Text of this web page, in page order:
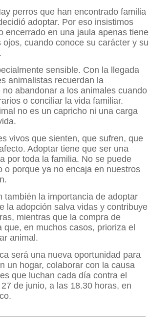
perros que han encontrado familia
adoptar. Por eso insistimos
encerrado en una jaula apenas tiene
cuando conoce su carácter y su
sensible. Con la llegada
animalistas recuerdan la
abandonar a los animales cuando
o conciliar la vida familiar.
no es un capricho ni una carga
vivos que sienten, que sufren, que
Adoptar tiene que ser una
por toda la familia. No se puede
o porque ya no encaja en nuestros
también la importancia de adoptar
la adopción salva vidas y contribuye
mientras que la compra de
en muchos casos, prioriza el
animal.
será una nueva oportunidad para
un hogar, colaborar con la causa
que luchan cada día contra el
de junio, a las 18.30 horas, en